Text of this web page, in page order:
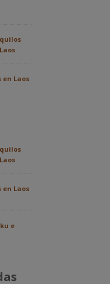
en Laos
en Laos
e